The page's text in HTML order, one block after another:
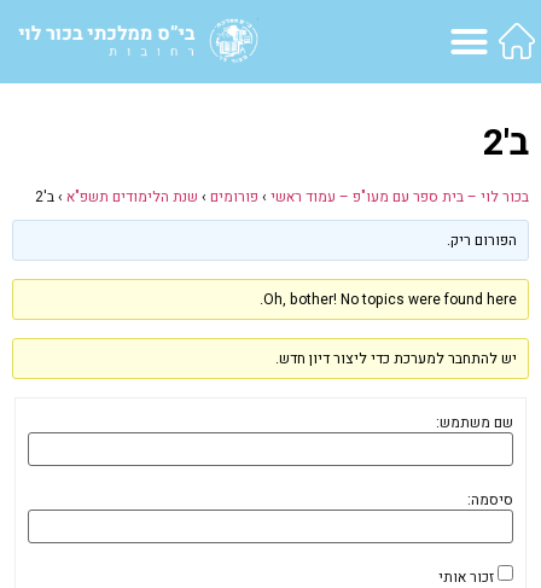
ב'2
בכור לוי – בית ספר עם מעו"פ – עמוד ראשי › פורומים › שנת הלימודים תשפ"א ›ב'2
הפורום ריק.
Oh, bother! No topics were found here.
יש להתחבר למערכת כדי ליצור דיון חדש.
שם משתמש:
סיסמה:
זכור אותי